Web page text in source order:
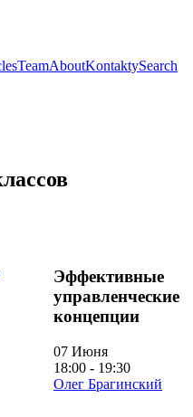
TeamAboutKontaktySearch
Эффективные
управленческие
концепции
07 Июня
18:00 - 19:30
Олег Брагинский